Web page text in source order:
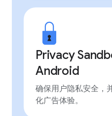
Privacy
Android
确保用户隐私安全，
化广告体验。